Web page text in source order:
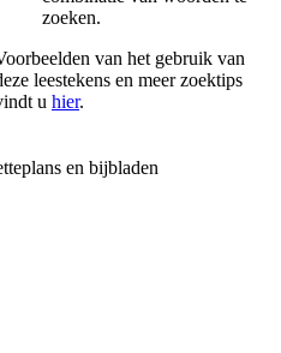
zoeken.
van het gebruik van
leestekens en meer zoektips
u hier.
en bijbladen